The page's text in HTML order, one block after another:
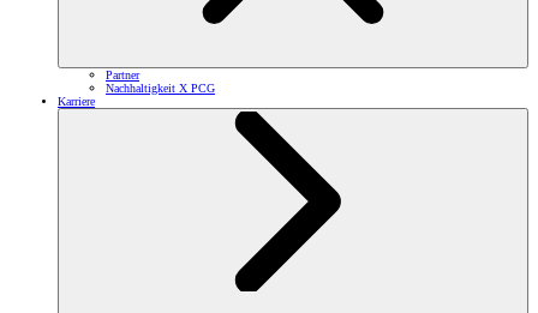
Partner
Nachhaltigkeit X PCG
Karriere